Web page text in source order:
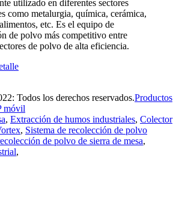
utilizado en diferentes sectores
como metalurgia, química, cerámica,
etc. Es el equipo de
de polvo más competitivo entre
de polvo de alta eficiencia.
Todos los derechos reservados.Productos
móvil
, Extracción de humos industriales, Colector
, Sistema de recolección de polvo
de polvo de sierra de mesa,
,